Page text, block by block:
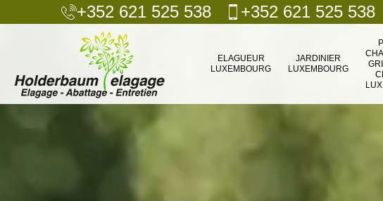
+352 621 525 538 +352 621 525 538
ELAGUEUR
LUXEMBOURG
JARDINIER
LUXEMBOURG